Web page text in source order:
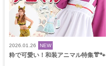
2026.01.26 NEW
粋で可愛い！和装アニマル特集👘🐾